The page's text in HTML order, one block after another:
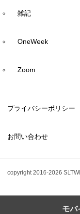
雑記
OneWeek
Zoom
プライバシーポリシー
お問い合わせ
copyright 2016-2026
モバ